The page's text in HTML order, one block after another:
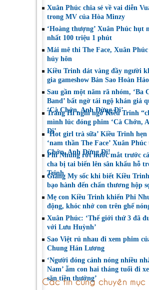
Xuân Phúc chia sẻ về vai diễn
trong MV của Hòa Minzy
‘Hoàng thượng’ Xuân Phúc hụt
nhất 100 triệu 1 phút
Mải mê thi The Face, Xuân
hủy hôn
Kiều Trinh dát vàng đầy người
gia gameshow Bản Sao Hoàn Hảo
Sau gần một năm rã nhóm, ‘Ba
Band’ bất ngờ tái ngộ khán giả
‘Cà Chớn, Anh Đừng Đi’
Trang Hí nghi ngờ Kiều Trinh
mình lúc đóng phim ‘Cà Chớn,
Đi’
‘Hot girl trà sữa’ Kiều Trinh hẹn
‘nam thần The Face’ Xuân
Chớn, Anh Đừng Đi!
Phi Nhung rớt nước mắt trước
cha bị tai biến lên sân khấu hỗ
Trinh
Giáng My sốc khi biết Kiều
bạo hành đến chấn thương hộp
Mẹ con Kiều Trinh khiến Phi
động, khóc nhớ con trên ghế
Xuân Phúc: ‘Thế giới thứ 3 đã
với Lưu Huỳnh’
Sao Việt rủ nhau đi xem phim
Chung Hán Lương
‘Người đóng cảnh nóng nhiều
Nam’ ẵm con hai tháng tuổi đi
săn tiền thưởng’
Các tin cùng chuyên mục